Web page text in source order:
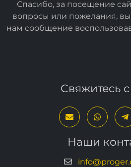
Спасибо, за посещение
вопросы или пожелания,
нам сообщение
Свяжитесь
Наши